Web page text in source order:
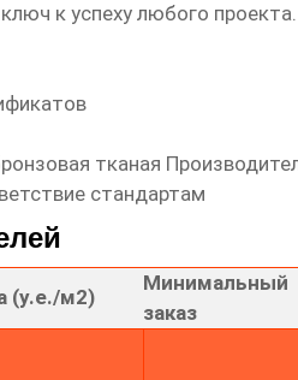
к успеху любого
тканая
стандартам
(у.е./м2)
Минимальный
заказ